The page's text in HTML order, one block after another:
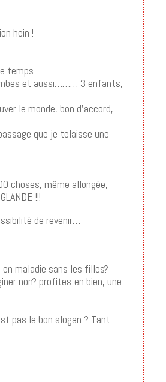
hein !
temps
et aussi……… 3 enfants,
le monde, bon d’accord,
que je telaisse une
choses, même allongée,
!!!
de revenir…
en maladie sans les filles?
non? profites-en bien, une
pas le bon slogan ? Tant